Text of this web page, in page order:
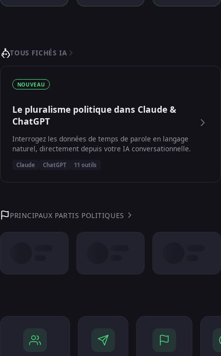
TOUS FICHÉS IA
NOUVEAU
Le pluralisme politique dans Claude &
ChatGPT
Interrogez les données de temps de parole en langage
naturel, directement depuis votre IA conversationnelle.
Claude ChatGPT 11 outils
PRINCIPAUX PARTIS POLITIQUES